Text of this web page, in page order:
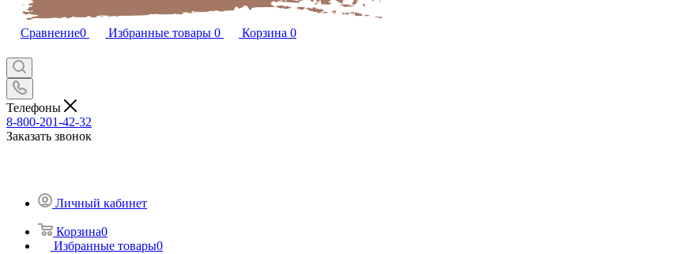
Сравнение0 Избранные товары 0 Корзина 0
Телефоны
8-800-201-42-32
Заказать звонок
Личный кабинет
Корзина0
Избранные товары0